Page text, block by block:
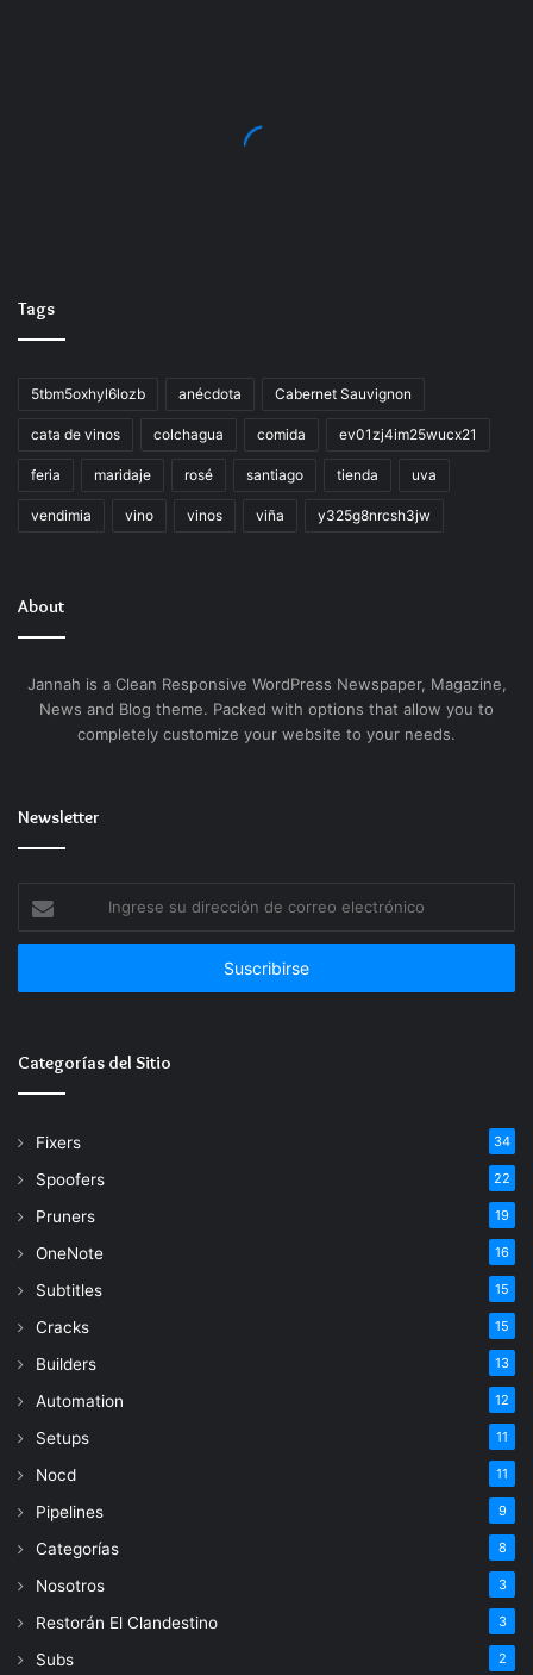
Tags
5tbm5oxhyl6lozb anécdota Cabernet Sauvignon
cata de vinos colchagua comida ev01zj4im25wucx21
feria maridaje rosé santiago tienda uva
vendimia vino vinos viña y325g8nrcsh3jw
About
Jannah is a Clean Responsive WordPress Newspaper, Magazine,
News and Blog theme. Packed with options that allow you to
completely customize your website to your needs.
Newsletter
su
dirección
correo
Categorías del Sitio
Fixers 34
Spoofers 22
Pruners 19
OneNote 16
Subtitles 15
Cracks 15
Builders 13
Automation 12
Setups 11
Nocd 11
Pipelines 9
Categorías 8
Nosotros 3
Restorán El Clandestino 3
Subs 2